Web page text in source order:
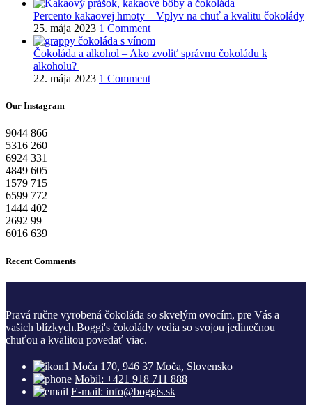
Percento kakaovej hmoty – Vplyv na chuť a kvalitu čokolády
25. mája 2023 1 Comment
Čokoláda a alkohol – Ako zvoliť správnu čokoládu k
alkoholu?
22. mája 2023 1 Comment
Our Instagram
9044 866
5316 260
6924 331
4849 605
1579 715
6599 772
1444 402
2692 99
6016 639
Recent Comments
Pravá ručne vyrobená čokoláda so skvelým ovocím, pre Vás a
vašich blízkych.Boggi's čokolády vedia so svojou jedinečnou
chuťou a kvalitou povedať viac.
Moča 170, 946 37 Moča, Slovensko
Mobil: +421 918 711 888
E-mail: info@boggis.sk